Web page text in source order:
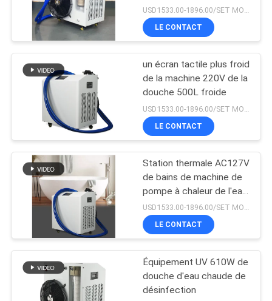
LE CONTACT
un écran tactile plus froid
de la machine 220V de la
douche 500L froide
LE CONTACT
Station thermale AC127V
de bains de machine de
pompe à chaleur de l'eau
de repêchage de sport USD1533.00-1896.00/SET MOQ:1SET
LE CONTACT
Équipement UV 610W de
douche d'eau chaude de
désinfection